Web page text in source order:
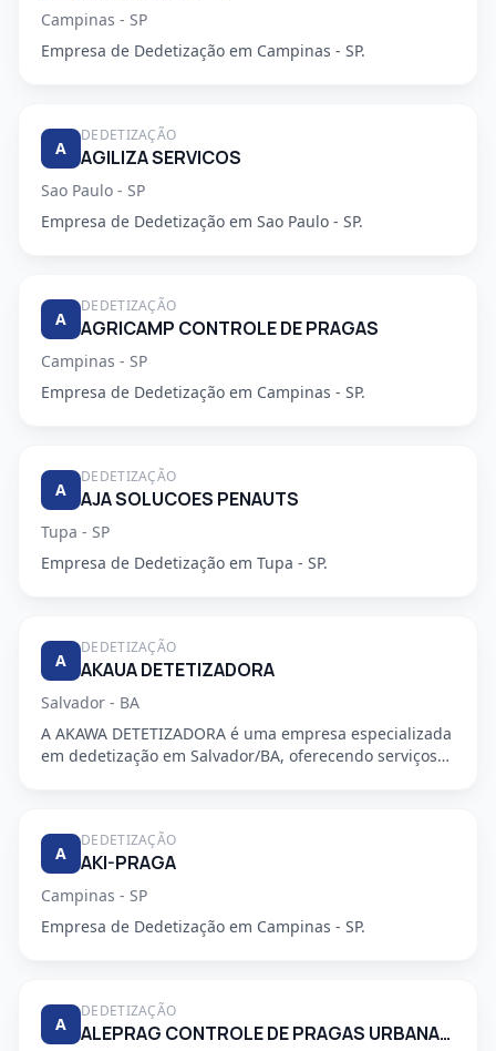
Campinas - SP
Empresa de Dedetização em Campinas - SP.
A
DEDETIZAÇÃO
AGILIZA SERVICOS
Sao Paulo - SP
Empresa de Dedetização em Sao Paulo - SP.
A
DEDETIZAÇÃO
AGRICAMP CONTROLE DE PRAGAS
Campinas - SP
Empresa de Dedetização em Campinas - SP.
A
DEDETIZAÇÃO
AJA SOLUCOES PENAUTS
Tupa - SP
Empresa de Dedetização em Tupa - SP.
A
DEDETIZAÇÃO
AKAUA DETETIZADORA
Salvador - BA
A AKAWA DETETIZADORA é uma empresa especializada
em dedetização em Salvador/BA, oferecendo serviços
A
DEDETIZAÇÃO
AKI-PRAGA
Campinas - SP
Empresa de Dedetização em Campinas - SP.
A
DEDETIZAÇÃO
ALEPRAG CONTROLE DE PRAGAS URBANAS LTDA